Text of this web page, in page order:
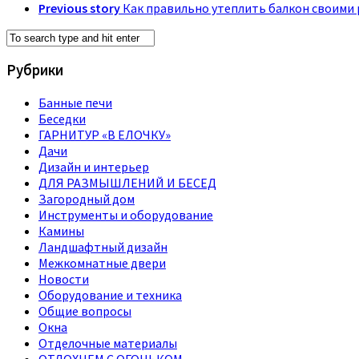
Previous story Как правильно утеплить балкон своими
Рубрики
Банные печи
Беседки
ГАРНИТУР «В ЕЛОЧКУ»
Дачи
Дизайн и интерьер
ДЛЯ РАЗМЫШЛЕНИЙ И БЕСЕД
Загородный дом
Инструменты и оборудование
Камины
Ландшафтный дизайн
Межкомнатные двери
Новости
Оборудование и техника
Общие вопросы
Окна
Отделочные материалы